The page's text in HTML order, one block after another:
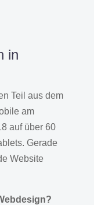
in
Teil aus dem
am
auf über 60
Gerade
Website